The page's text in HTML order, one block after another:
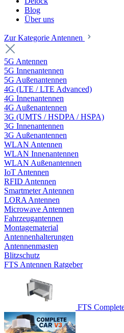
Blog
Über uns
Zur Kategorie Antennen
5G Antennen
5G Innenantennen
5G Außenantennen
4G (LTE / LTE Advanced)
4G Innenantennen
4G Außenantennen
3G (UMTS / HSDPA / HSPA)
3G Innenantennen
3G Außenantennen
WLAN Antennen
WLAN Innenantennen
WLAN Außenantennen
IoT Antennen
RFID Antennen
Smartmeter Antennen
LORA Antennen
Microwave Antennen
Fahrzeugantennen
Montagematerial
Antennenhalterungen
Antennenmasten
Blitzschutz
FTS Antennen Ratgeber
FTS